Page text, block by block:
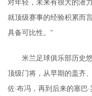
就顶级赛事的经验积累而
具备可比性。”
米兰足球俱乐部历史
顶级门将，从早期的盖齐
佐·布冯，再到后来的塞巴